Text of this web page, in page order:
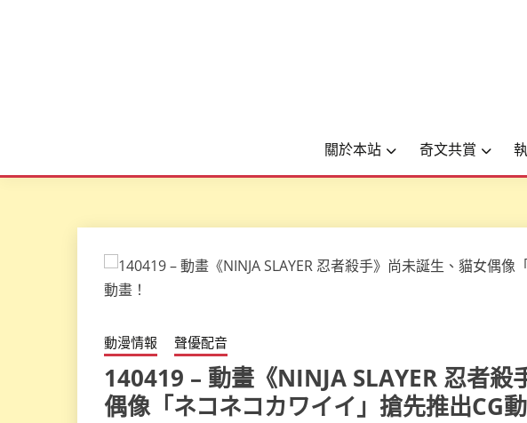
關於本站 奇文共賞
動漫情報 聲優配音
140419 – 動畫《NINJA SLAYER 忍者殺
偶像「ネコネコカワイイ」搶先推出CG動